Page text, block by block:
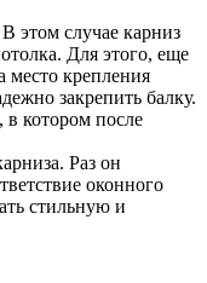
этом случае карниз
Для этого, еще
место крепления
закрепить балку.
в котором после
Раз он
оконного
стильную и